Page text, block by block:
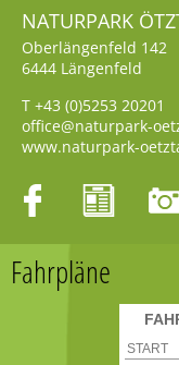
NATURPARK
Oberlängenfeld 142
6444 Längenfeld
T +43 (0)5253 20201
office@naturpark-
www.naturpark-
Fahrpläne